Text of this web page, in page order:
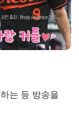
하는 등 방송을